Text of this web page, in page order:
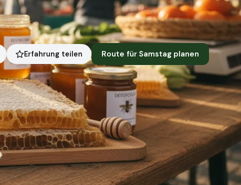
Erfahrung teilen Route für Samstag planen
Symbolbild · KI-generiert
Status heute
Heute geschlossen